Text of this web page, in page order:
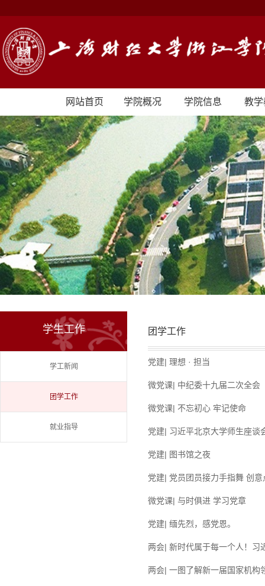
网站首页 学院概况 学院信息 教
学生工作
学工新闻
团学工作
就业指导
团学工作
党建| 理想 · 担当
微党课| 中纪委十九届二次全会
微党课| 不忘初心 牢记使命
党建| 习近平北京大学师生座谈
党建| 图书馆之夜
党建| 党员团员接力手指舞 创
微党课| 与时俱进 学习党章
党建| 缅先烈，感党恩。
两会| 新时代属于每一个人！习
两会| 一图了解新一届国家机构